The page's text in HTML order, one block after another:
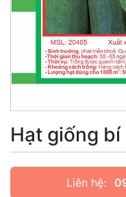
Hạt giống bí
Liên hệ: